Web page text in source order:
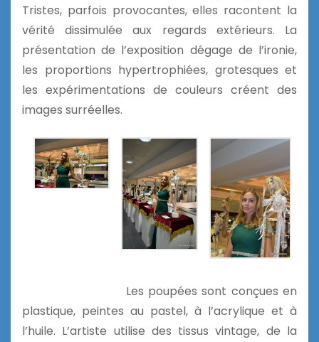
Tristes, parfois provocantes, elles racontent la
vérité dissimulée aux regards extérieurs. La
présentation de l’exposition dégage de l’ironie,
les proportions hypertrophiées, grotesques et
les expérimentations de couleurs créent des
images surréelles.
Les poupées sont conçues en
plastique, peintes au pastel, à l’acrylique et à
l’huile. L’artiste utilise des tissus vintage, de la